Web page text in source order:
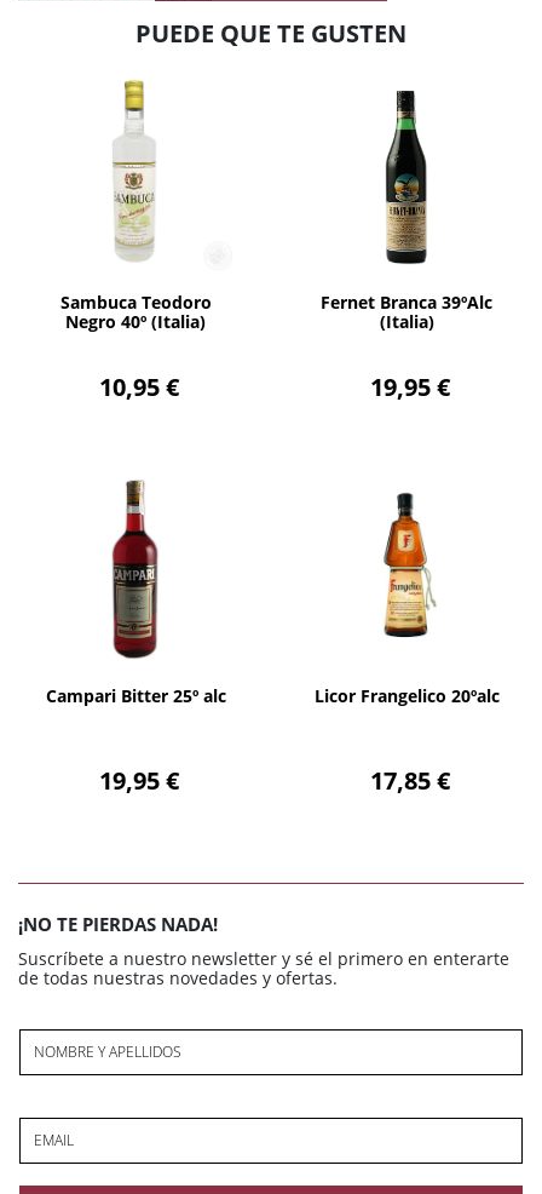
PUEDE QUE TE GUSTEN
Sambuca Teodoro
Negro 40º (Italia)
10,95 €
AÑADIR
Fernet Branca 39ºAlc
(Italia)
19,95 €
AÑADIR
Campari Bitter 25º alc
19,95 €
AÑADIR
Licor Frangelico 20ºalc
17,85 €
¡NO TE PIERDAS NADA!
Suscríbete a nuestro newsletter y sé el primero en enterarte
de todas nuestras novedades y ofertas.
NOMBRE Y APELLIDOS
EMAIL